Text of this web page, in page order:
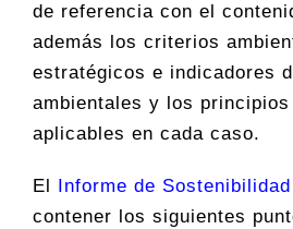
de referencia con el
además los criterios
estratégicos e indicadores
ambientales y los
aplicables en cada caso.
El Informe de
contener los siguientes